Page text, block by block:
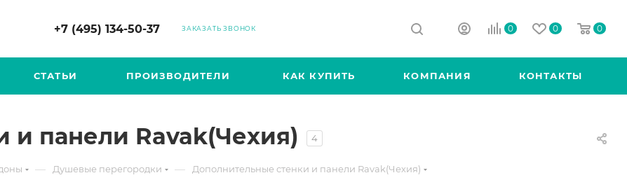
+7 (495) 134-50-37 ЗАКАЗАТЬ ЗВОНОК 0 0 0
СТАТЬИ ПРОИЗВОДИТЕЛИ КАК КУПИТЬ КОМПАНИЯ КОНТАКТЫ
и панели Ravak(Чехия) 4
— Душевые перегородки — Дополнительные стенки и панели Ravak(Чехия)